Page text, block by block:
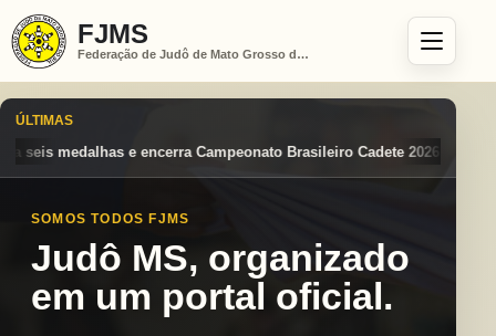
FJMS
Federação de Judô de Mato Grosso do Sul
ÚLTIMAS
Brasileiro Cadete 2026 entre os destaques nacionais
SOMOS TODOS FJMS
Judô MS, organizado
em um portal oficial.